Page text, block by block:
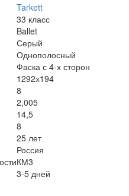
Tarkett
33 класс
Ballet
Серый
Однополосный
Фаска с 4-х сторон
1292х194
8
2,005
14,5
8
25 лет
Россия
КМ3
3-5 дней